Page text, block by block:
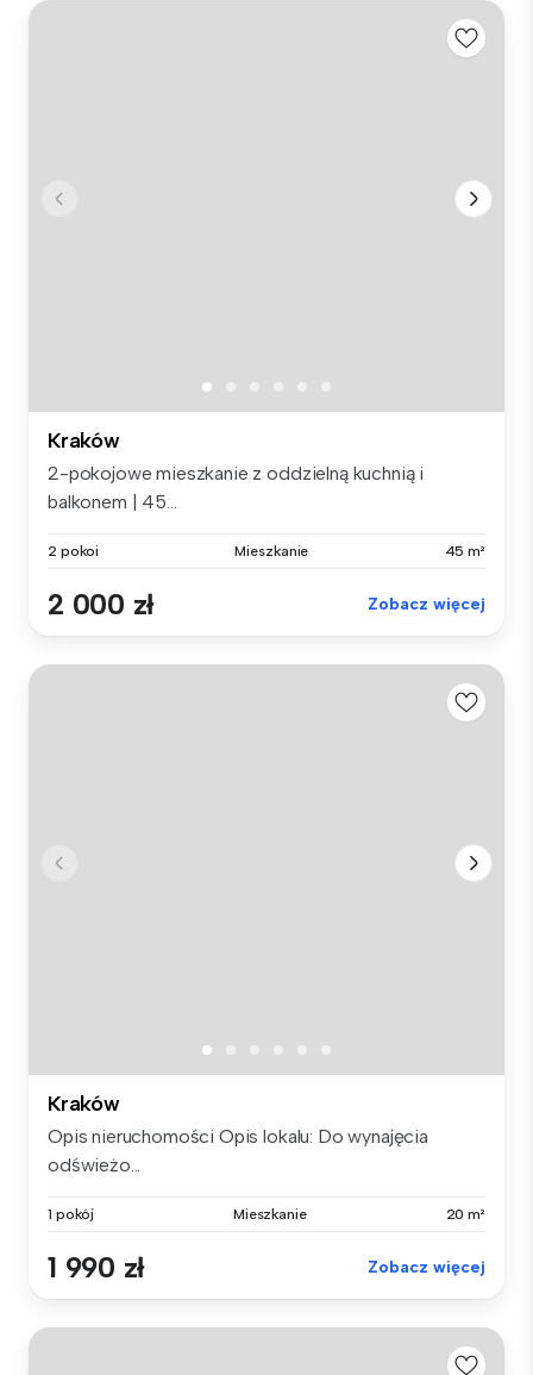
Kraków
2-pokojowe mieszkanie z oddzielną kuchnią i
balkonem | 45...
2 pokoi Mieszkanie 45 m²
2 000 zł Zobacz więcej
Kraków
Opis nieruchomości Opis lokalu: Do wynajęcia
odświeżo...
1 pokój Mieszkanie 20 m²
1 990 zł Zobacz więcej